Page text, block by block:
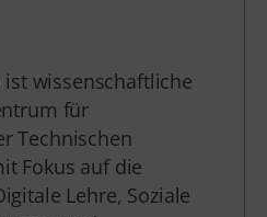
ist wissenschaftliche
für
Technischen
Fokus auf die
Lehre, Soziale